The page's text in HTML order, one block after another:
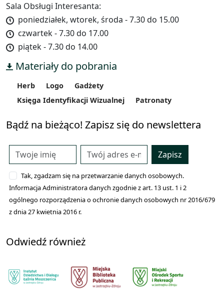
Sala Obsługi Interesanta:
poniedziałek, wtorek, środa - 7.30 do 15.00
czwartek - 7.30 do 17.00
piątek - 7.30 do 14.00
Materiały do pobrania
Herb Logo
Gadżety
Księga Identyfikacji Wizualnej
Patronaty
Bądź na bieżąco! Zapisz się do newslettera
Zapisz
Tak, zgadzam się na przetwarzanie danych osobowych.
Informacja Administratora danych zgodnie z art. 13 ust. 1 i 2
ogólnego rozporządzenia o ochronie danych osobowych nr 2016/679
z dnia 27 kwietnia 2016 r.
Odwiedź również